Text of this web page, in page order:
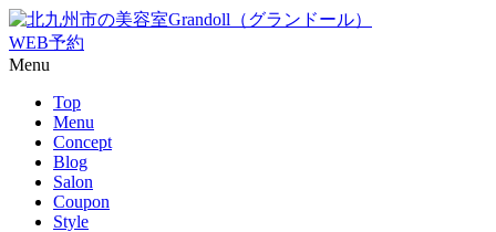
WEB予約
Menu
Top
Menu
Concept
Blog
Salon
Coupon
Style